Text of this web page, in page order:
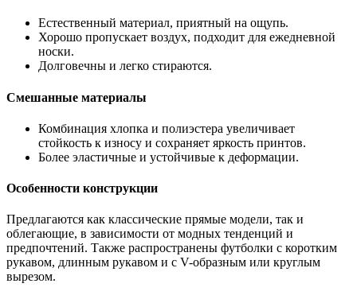
Естественный материал, приятный на ощупь.
Хорошо пропускает воздух, подходит для ежедневной
носки.
Долговечны и легко стираются.
Смешанные материалы
Комбинация хлопка и полиэстера увеличивает
стойкость к износу и сохраняет яркость принтов.
Более эластичные и устойчивые к деформации.
Особенности конструкции
Предлагаются как классические прямые модели, так и
облегающие, в зависимости от модных тенденций и
предпочтений. Также распространены футболки с коротким
рукавом, длинным рукавом и с V-образным или круглым
вырезом.